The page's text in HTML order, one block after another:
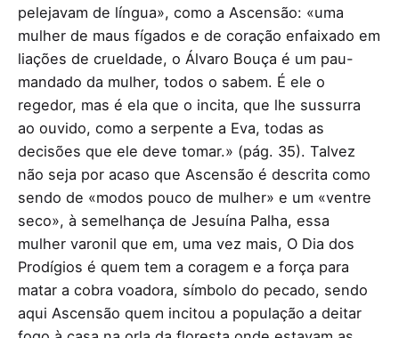
pelejavam de língua», como a Ascensão: «uma
mulher de maus fígados e de coração enfaixado em
liações de crueldade, o Álvaro Bouça é um pau-
mandado da mulher, todos o sabem. É ele o
regedor, mas é ela que o incita, que lhe sussurra
ao ouvido, como a serpente a Eva, todas as
decisões que ele deve tomar.» (pág. 35). Talvez
não seja por acaso que Ascensão é descrita como
sendo de «modos pouco de mulher» e um «ventre
seco», à semelhança de Jesuína Palha, essa
mulher varonil que em, uma vez mais, O Dia dos
Prodígios é quem tem a coragem e a força para
matar a cobra voadora, símbolo do pecado, sendo
aqui Ascensão quem incitou a população a deitar